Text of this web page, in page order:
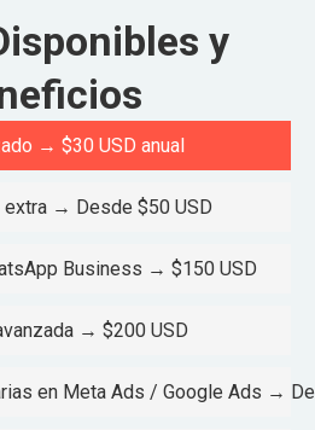
y
→ $30 USD anual
extra → Desde $50 USD
Business → $150 USD
→ $200 USD
en Meta Ads / Google Ads →